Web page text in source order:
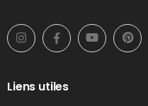
Liens utiles